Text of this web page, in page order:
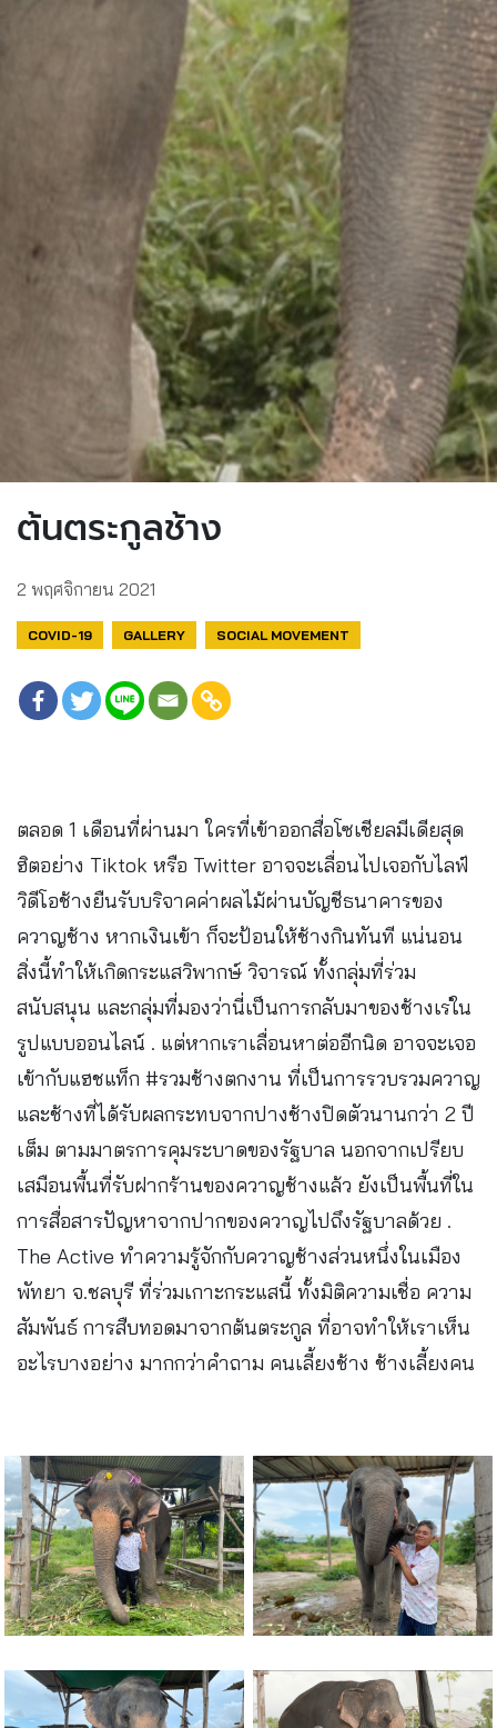
ต้นตระกูลช้าง
2 พฤศจิกายน 2021
COVID-19 GALLERY SOCIAL MOVEMENT
ตลอด 1 เดือนที่ผ่านมา ใครที่เข้าออกสื่อโซเชียลมีเดียสุด
ฮิตอย่าง Tiktok หรือ Twitter อาจจะเลื่อนไปเจอกับไลฟ์
วิดีโอช้างยืนรับบริจาคค่าผลไม้ผ่านบัญชีธนาคารของ
ควาญช้าง หากเงินเข้า ก็จะป้อนให้ช้างกินทันที แน่นอน
สิ่งนี้ทำให้เกิดกระแสวิพากษ์ วิจารณ์ ทั้งกลุ่มที่ร่วม
สนับสนุน และกลุ่มที่มองว่านี่เป็นการกลับมาของช้างเร่ใน
รูปแบบออนไลน์ . แต่หากเราเลื่อนหาต่ออีกนิด อาจจะเจอ
เข้ากับแฮชแท็ก #รวมช้างตกงาน ที่เป็นการรวบรวมควาญ
และช้างที่ได้รับผลกระทบจากปางช้างปิดตัวนานกว่า 2 ปี
เต็ม ตามมาตรการคุมระบาดของรัฐบาล นอกจากเปรียบ
เสมือนพื้นที่รับฝากร้านของควาญช้างแล้ว ยังเป็นพื้นที่ใน
การสื่อสารปัญหาจากปากของควาญไปถึงรัฐบาลด้วย .
The Active ทำความรู้จักกับควาญช้างส่วนหนึ่งในเมือง
พัทยา จ.ชลบุรี ที่ร่วมเกาะกระแสนี้ ทั้งมิติความเชื่อ ความ
สัมพันธ์ การสืบทอดมาจากต้นตระกูล ที่อาจทำให้เราเห็น
อะไรบางอย่าง มากกว่าคำถาม คนเลี้ยงช้าง ช้างเลี้ยงคน